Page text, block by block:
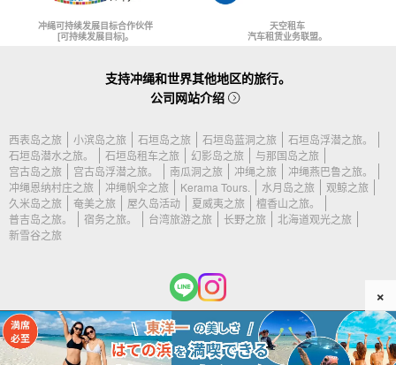
冲绳可持续发展目标合作伙伴
[可持续发展目标]。
天空租车
汽车租赁业务联盟。
支持冲绳和世界其他地区的旅行。
公司网站介绍
西表岛之旅 小滨岛之旅 石垣岛之旅 石垣岛蓝洞之旅
石垣岛浮潜之旅。
石垣岛潜水之旅。
石垣岛租车之旅 幻影岛之旅
与那国岛之旅
宫古岛之旅
宫古岛浮潜之旅。 南瓜洞之旅 冲绳之旅
冲绳燕巴鲁之旅。
冲绳恩纳村庄之旅
冲绳帆伞之旅 Kerama Tours. 水月岛之旅
观鲸之旅
久米岛之旅
奄美之旅 屋久岛活动 夏威夷之旅
檀香山之旅。
普吉岛之旅。
宿务之旅。 台湾旅游之旅 长野之旅
北海道观光之旅
新雪谷之旅
(c) 2026 久米岛旅游公司版权所有。.
×